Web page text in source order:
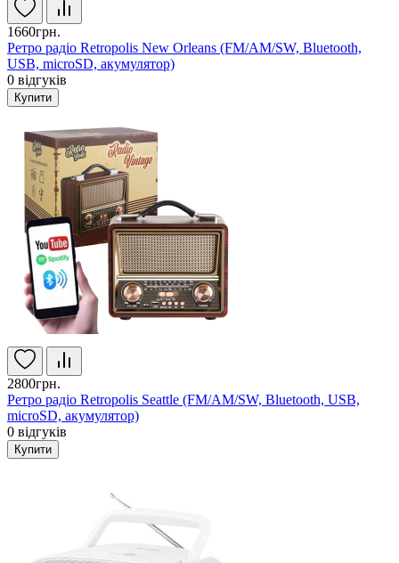
1660грн.
Ретро радіо Retropolis New Orleans (FM/AM/SW, Bluetooth,
USB, microSD, акумулятор)
0 відгуків
Купити
2800грн.
Ретро радіо Retropolis Seattle (FM/AM/SW, Bluetooth, USB,
microSD, акумулятор)
0 відгуків
Купити